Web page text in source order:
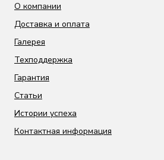
О компании
Доставка и оплата
Галерея
Техподдержка
Гарантия
Статьи
Истории успеха
Контактная информация